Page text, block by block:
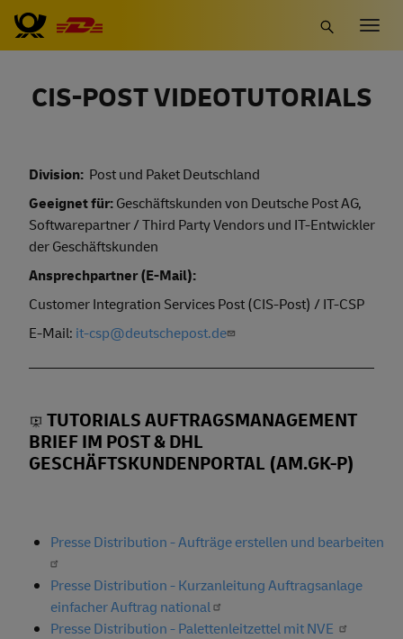
Skip
main
CIS-POST VIDEOTUTORIALS
Division: Post und Paket Deutschland
Geeignet für:Geschäftskunden von Deutsche Post AG,
Softwarepartner / Third Party Vendors und IT-Entwickler
der Geschäftskunden
Ansprechpartner (E-Mail):
Customer Integration Services Post (CIS-Post) / IT-CSP
E-Mail: it-csp@deutschepost.de
TUTORIALS AUFTRAGSMANAGEMENT
BRIEF IM POST & DHL
GESCHÄFTSKUNDENPORTAL (AM.GK-P)
Presse Distribution - Aufträge erstellen und bearbeiten
Presse Distribution - Kurzanleitung Auftragsanlage
einfacher Auftrag national
Presse Distribution - Palettenleitzettel mit NVE